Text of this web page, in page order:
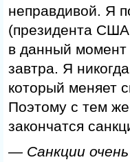
неправдивой. Я
(президента
в данный момент
завтра. Я
который меняет
Поэтому с тем
закончатся
— Санкции